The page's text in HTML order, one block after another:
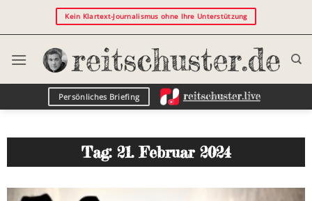
Kein Klartext-Journalismus ohne Ihre Unterstützung
Persönliches Briefing
Tag: 21. Februar 2024